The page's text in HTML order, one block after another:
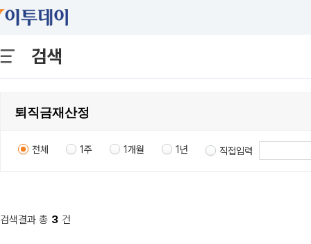
검색
전체 1주 1개월 1년 직접입력
검색결과 총 3 건